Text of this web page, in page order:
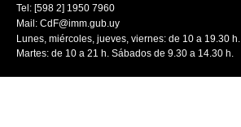
Tel: [598 2] 1950 7960
Mail: CdF@imm.gub.uy
Lunes, miércoles, jueves, viernes: de 10 a 19.30 h.
Martes: de 10 a 21 h. Sábados de 9.30 a 14.30 h.